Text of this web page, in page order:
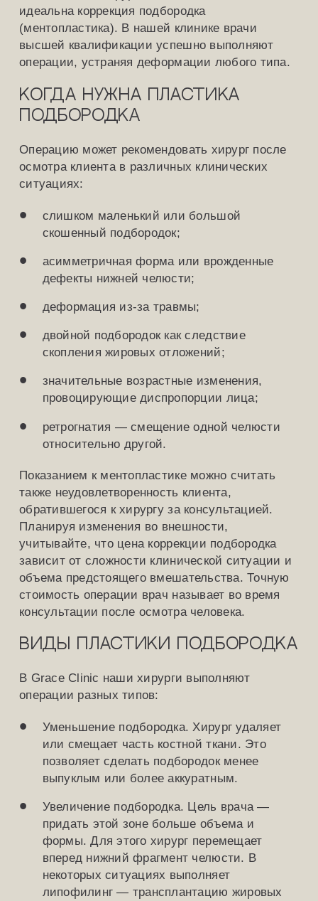
идеальна коррекция подбородка
(ментопластика). В нашей клинике врачи
высшей квалификации успешно выполняют
операции, устраняя деформации любого типа.
Когда нужна пластика
подбородка
Операцию может рекомендовать хирург после
осмотра клиента в различных клинических
ситуациях:
слишком маленький или большой
скошенный подбородок;
асимметричная форма или врожденные
дефекты нижней челюсти;
деформация из-за травмы;
двойной подбородок как следствие
скопления жировых отложений;
значительные возрастные изменения,
провоцирующие диспропорции лица;
ретрогнатия — смещение одной челюсти
относительно другой.
Показанием к ментопластике можно считать
также неудовлетворенность клиента,
обратившегося к хирургу за консультацией.
Планируя изменения во внешности,
учитывайте, что цена коррекции подбородка
зависит от сложности клинической ситуации и
объема предстоящего вмешательства. Точную
стоимость операции врач называет во время
консультации после осмотра человека.
Виды пластики подбородка
В Grace Clinic наши хирурги выполняют
операции разных типов:
Уменьшение подбородка. Хирург удаляет
или смещает часть костной ткани. Это
позволяет сделать подбородок менее
выпуклым или более аккуратным.
Увеличение подбородка. Цель врача —
придать этой зоне больше объема и
формы. Для этого хирург перемещает
вперед нижний фрагмент челюсти. В
некоторых ситуациях выполняет
липофилинг — трансплантацию жировых